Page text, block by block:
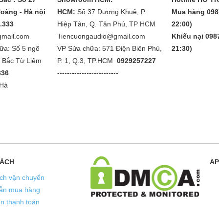
- Hà nội
Số 5 ngõ
Từ Liêm
HCM: Số 37 Dương Khuê, P.
Hiệp Tân, Q. Tân Phú, TP HCM
Tiencuongaudio@gmail.com
VP Sửa chữa: 571 Điện Biên Phủ,
P. 1, Q.3, TP.HCM 0929257227
-------------------------
Mua hàng
22:00)
Khiếu nại
21:30)
vận chuyển
mua hàng
thanh toán